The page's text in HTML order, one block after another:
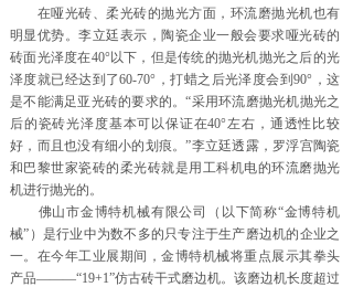
在哑光砖、柔光砖的抛光方面，环流磨抛光机也有
明显优势。李立廷表示，陶瓷企业一般会要求哑光砖的
砖面光泽度在40°以下，但是传统的抛光机抛光之后的光
泽度就已经达到了60-70°，打蜡之后光泽度会到90°，这
是不能满足亚光砖的要求的。“采用环流磨抛光机抛光之
后的瓷砖光泽度基本可以保证在40°左右，通透性比较
好，而且也没有细小的划痕。”李立廷透露，罗浮宫陶瓷
和巴黎世家瓷砖的柔光砖就是用工科机电的环流磨抛光
机进行抛光的。
佛山市金博特机械有限公司（以下简称“金博特机
械”）是行业中为数不多的只专注于生产磨边机的企业之
一。在今年工业展期间，金博特机械将重点展示其拳头
产品———“19+1”仿古砖干式磨边机。该磨边机长度超过